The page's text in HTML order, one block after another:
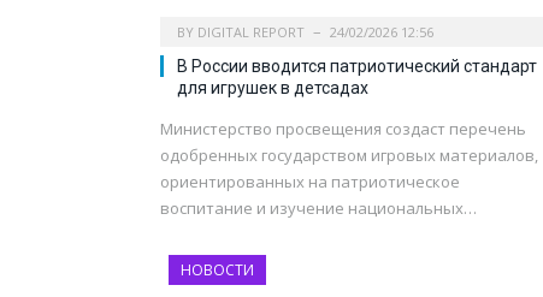
BY DIGITAL REPORT 24/02/2026 12:56
В России вводится патриотический стандарт
для игрушек в детсадах
Министерство просвещения создаст перечень
одобренных государством игровых материалов,
ориентированных на патриотическое
воспитание и изучение национальных…
НОВОСТИ